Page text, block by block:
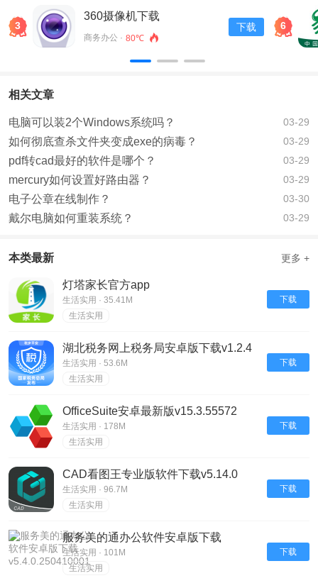
3
360摄像机下载
商务办公 · 80℃
下载 6
相关文章
电脑可以装2个Windows系统吗？ 03-29
如何彻底查杀文件夹变成exe的病毒？ 03-29
pdf转cad最好的软件是哪个？ 03-29
mercury如何设置好路由器？ 03-29
电子公章在线制作？ 03-30
戴尔电脑如何重装系统？ 03-29
本类最新 更多 +
灯塔家长官方app
生活实用 · 35.41M
生活实用
下载
湖北税务网上税务局安卓版下载v1.2.4
生活实用 · 53.6M
生活实用
下载
OfficeSuite安卓最新版v15.3.55572
生活实用 · 178M
生活实用
下载
CAD看图王专业版软件下载v5.14.0
生活实用 · 96.7M
生活实用
下载
服务美的通办公软件安卓版下载
v5.4.0.250410001
生活实用 · 101M
生活实用
下载